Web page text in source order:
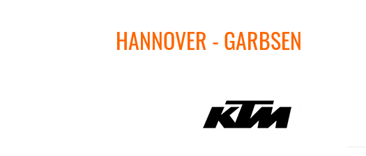
HANNOVER - GARBSEN